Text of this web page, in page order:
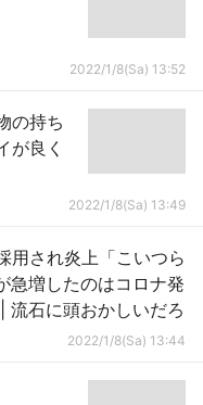
2022/1/8(Sa) 13:52
の持ち
が良く
2022/1/8(Sa) 13:49
用され炎上「こいつら
生から半年後の第二波からであり | 流石に頭おかしいだろ
2022/1/8(Sa) 13:44